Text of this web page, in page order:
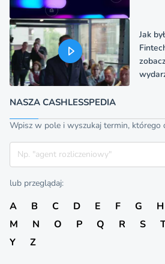
Jak
NASZA CASHLESSPEDIA
Wpisz w pole i wyszukaj termin, którego
Szukaj
lub przeglądaj:
A B C D E F G H
M
N O P Q R S
Y
Z